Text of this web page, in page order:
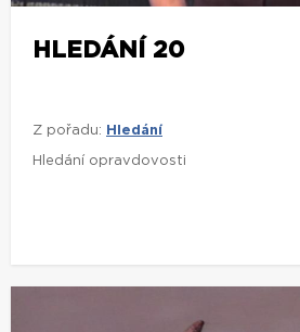
HLEDÁNÍ 20
Z pořadu: Hledání
Hledání opravdovosti